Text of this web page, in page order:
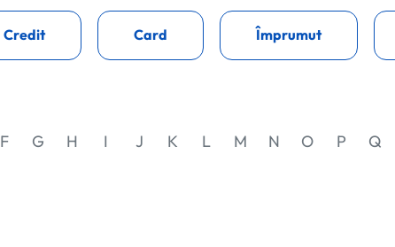
Credit Card Împrumut
F G H I J K L M N O P Q